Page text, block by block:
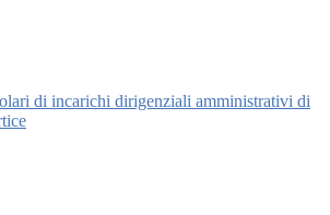
di incarichi dirigenziali amministrativi di